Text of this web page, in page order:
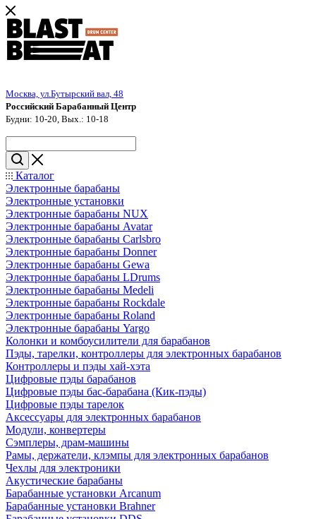
Москва, ул.Бутырский вал, 48
Российский Барабанный Центр
Будни: 10-20, Вых.: 10-18
Каталог
Электронные барабаны
Электронные установки
Электронные барабаны NUX
Электронные барабаны Avatar
Электронные барабаны Carlsbro
Электронные барабаны Donner
Электронные барабаны Gewa
Электронные барабаны LDrums
Электронные барабаны Medeli
Электронные барабаны Rockdale
Электронные барабаны Roland
Электронные барабаны Yargo
Колонки и комбоусилители для барабанов
Пэды, тарелки, контроллеры для электронных барабанов
Контроллеры и пэды хай-хэта
Цифровые пэды барабанов
Цифровые пэды бас-барабана (Кик-пэды)
Цифровые пэды тарелок
Аксессуары для электронных барабанов
Модули, конвертеры
Сэмплеры, драм-машины
Рамы, держатели, клэмпы для электронных барабанов
Чехлы для электроники
Акустические барабаны
Барабанные установки Arcanum
Барабанные установки Brahner